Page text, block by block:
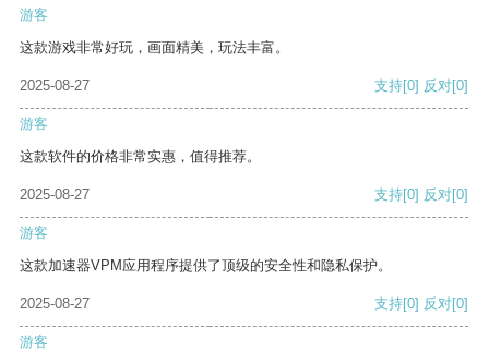
游客
这款游戏非常好玩，画面精美，玩法丰富。
2025-08-27 支持[0] 反对[0]
游客
这款软件的价格非常实惠，值得推荐。
2025-08-27 支持[0] 反对[0]
游客
这款加速器VPM应用程序提供了顶级的安全性和隐私保护。
2025-08-27 支持[0] 反对[0]
游客